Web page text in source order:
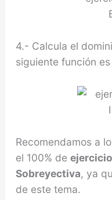
4.- Calcula el
siguiente función
Recomendamos a
el 100% de
Sobreyectiva, ya
de este tema.